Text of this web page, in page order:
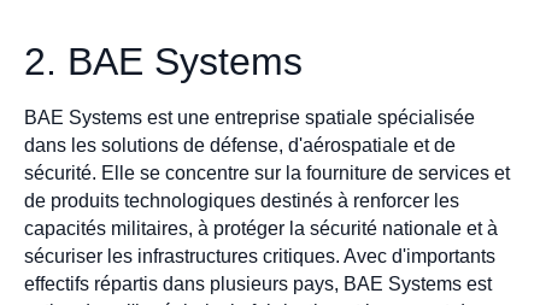
2. BAE Systems
BAE Systems est une entreprise spatiale spécialisée
dans les solutions de défense, d'aérospatiale et de
sécurité. Elle se concentre sur la fourniture de services et
de produits technologiques destinés à renforcer les
capacités militaires, à protéger la sécurité nationale et à
sécuriser les infrastructures critiques. Avec d'importants
effectifs répartis dans plusieurs pays, BAE Systems est